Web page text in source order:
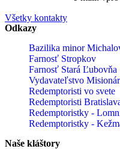
Všetky kontakty
Odkazy
Bazilika minor
Farnosť Stropkov
Farnosť Stará Ľubovňa
Vydavateľstvo Misionár
Redemptoristi vo svete
Redemptoristi
Redemptoristky -
Redemptoristky -
Naše kláštory